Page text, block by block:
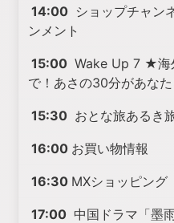
14:00 ショップチャン
ンメント
15:00 Wake Up 7 ★海
で！あさの30分があなた
15:30 おとな旅あるき
16:00 お買い物情報
16:30 MXショッピング
17:00 中国ドラマ「墨